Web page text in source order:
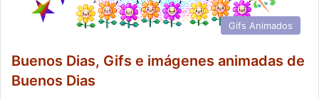
Gifs Animados
Buenos Dias, Gifs e imágenes animadas de
Buenos Dias